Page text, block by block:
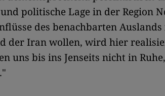
politische Lage in der Region
des benachbarten
der Iran wollen, wird hier
uns bis ins Jenseits nicht in